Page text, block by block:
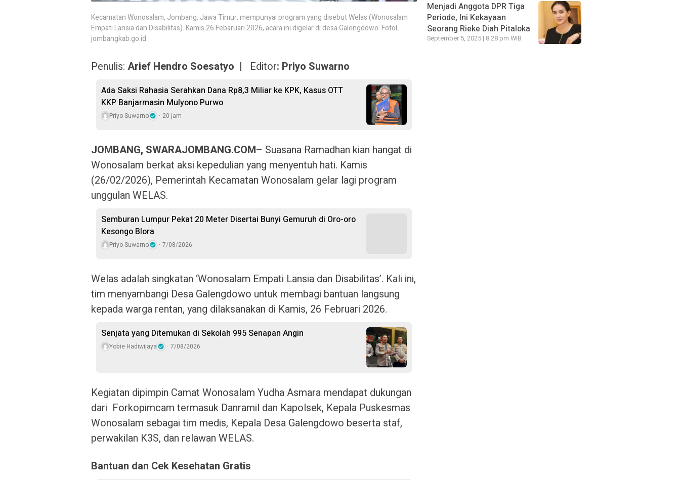
Kecamatan Wonosalam, Jombang, Jawa Timur, mempunyai program yang disebut Welas (Wonosalam
Empati Lansia dan Disabilitas). Kamis 26 Febaruari 2026, acara ini digelar di desa Galengdowo. FotoL
jombangkab.go.id
Penulis: Arief Hendro Soesatyo | Editor: Priyo Suwarno
Ada Saksi Rahasia Serahkan Dana Rp8,3 Miliar ke KPK, Kasus OTT
KKP Banjarmasin Mulyono Purwo
Priyo Suwarno 20 jam
JOMBANG, SWARAJOMBANG.COM– Suasana Ramadhan kian hangat di
Wonosalam berkat aksi kepedulian yang menyentuh hati. Kamis
(26/02/2026), Pemerintah Kecamatan Wonosalam gelar lagi program
unggulan WELAS.
Semburan Lumpur Pekat 20 Meter Disertai Bunyi Gemuruh di Oro-oro
Kesongo Blora
Priyo Suwarno 7/08/2026
Welas adalah singkatan ‘Wonosalam Empati Lansia dan Disabilitas’. Kali ini,
tim menyambangi Desa Galengdowo untuk membagi bantuan langsung
kepada warga rentan, yang dilaksanakan di Kamis, 26 Februari 2026.
Senjata yang Ditemukan di Sekolah 995 Senapan Angin
Yobie Hadiwijaya 7/08/2026
Kegiatan dipimpin Camat Wonosalam Yudha Asmara mendapat dukungan
dari Forkopimcam termasuk Danramil dan Kapolsek, Kepala Puskesmas
Wonosalam sebagai tim medis, Kepala Desa Galengdowo beserta staf,
perwakilan K3S, dan relawan WELAS.
Bantuan dan Cek Kesehatan Gratis
Menjadi Anggota DPR Tiga
Periode, Ini Kekayaan
Seorang Rieke Diah Pitaloka
September 5, 2025 | 8:28 pm WIB